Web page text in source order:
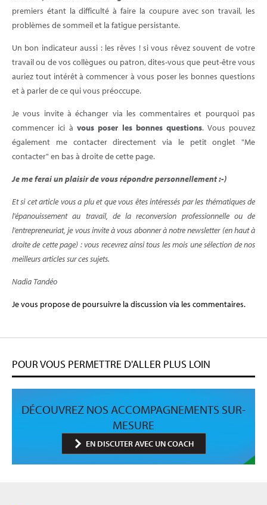
premiers étant la difficulté à faire la coupure avec son travail, les
problèmes de sommeil et la fatigue persistante.
Un bon indicateur aussi : les rêves ! si vous rêvez souvent de votre
travail ou de vos collègues ou patron, dites-vous que peut-être vous
auriez tout intérêt à commencer à vous poser les bonnes questions
et à parler de ce qui vous préoccupe.
Je vous invite à échanger via les commentaires et pourquoi pas
commencer ici à vous poser les bonnes questions. Vous pouvez
également me contacter directement via le petit onglet "Me
contacter" en bas à droite de cette page.
Je me ferai un plaisir de vous répondre personnellement :-)
Et si cet article vous a plu et que vous êtes intéressés par les thématiques de
l'épanouissement au travail, de la reconversion professionnelle ou de
l'entrepreneuriat, je vous invite à vous abonner à notre newsletter (en haut à
droite de cette page) : vous recevrez ainsi tous les mois une sélection de nos
meilleurs articles sur ces sujets.
Nadia Tandéo
Je vous propose de poursuivre la discussion via les commentaires.
POUR VOUS PERMETTRE D'ALLER PLUS LOIN
DÉCOUVREZ NOS ACCOMPAGNEMENTS SUR-
MESURE
EN DISCUTER AVEC UN COACH